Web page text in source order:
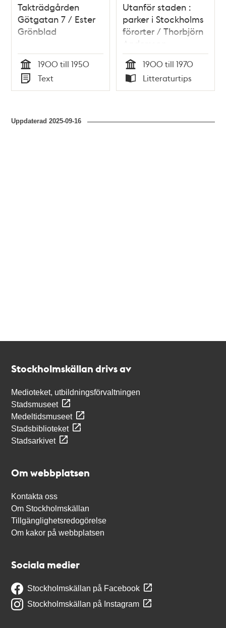
Takträdgården
Götgatan 7 / Ester
Grönblad
Tid
1900 till 1950
Typ
Text
Utanför staden :
parker i Stockholms
förorter / Thorbjörn
Andersson
Tid
1900 till 1970
Typ
Litteraturtips
Uppdaterad2025-09-16
Stockholmskällan drivs av
Medioteket, utbildningsförvaltningen
Stadsmuseet
Medeltidsmuseet
Stadsbiblioteket
Stadsarkivet
Om webbplatsen
Kontakta oss
Om Stockholmskällan
Tillgänglighetsredogörelse
Om kakor på webbplatsen
Sociala medier
Stockholmskällan på Facebook
Stockholmskällan på Instagram